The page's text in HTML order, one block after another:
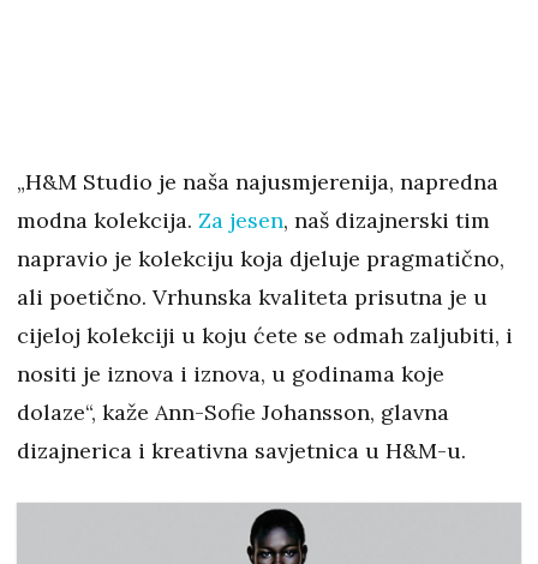
„H&M Studio je naša najusmjerenija, napredna
modna kolekcija. Za jesen, naš dizajnerski tim
napravio je kolekciju koja djeluje pragmatično,
ali poetično. Vrhunska kvaliteta prisutna je u
cijeloj kolekciji u koju ćete se odmah zaljubiti, i
nositi je iznova i iznova, u godinama koje
dolaze“, kaže Ann-Sofie Johansson, glavna
dizajnerica i kreativna savjetnica u H&M-u.